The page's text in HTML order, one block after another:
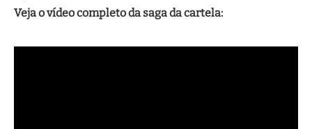
Veja o vídeo completo da saga da cartela: